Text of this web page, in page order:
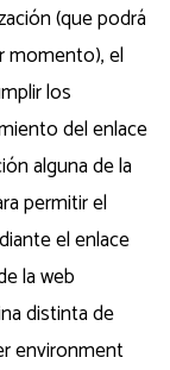
(que podrá
momento), el
los
del enlace
alguna de la
permitir el
el enlace
la web
distinta de
environment